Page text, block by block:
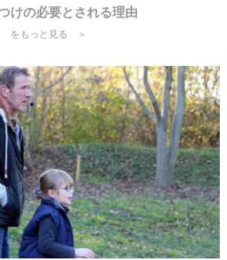
けの必要とされる理由
をもっと見る ＞